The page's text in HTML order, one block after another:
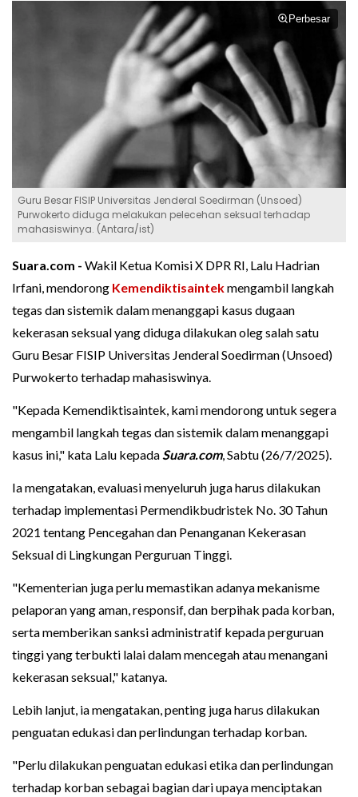
Perbesar
Guru Besar FISIP Universitas Jenderal Soedirman (Unsoed)
Purwokerto diduga melakukan pelecehan seksual terhadap
mahasiswinya. (Antara/ist)
Suara.com - Wakil Ketua Komisi X DPR RI, Lalu Hadrian
Irfani, mendorong Kemendiktisaintekmengambil langkah
tegas dan sistemik dalam menanggapi kasus dugaan
kekerasan seksual yang diduga dilakukan oleg salah satu
Guru Besar FISIP Universitas Jenderal Soedirman (Unsoed)
Purwokerto terhadap mahasiswinya.
"Kepada Kemendiktisaintek, kami mendorong untuk segera
mengambil langkah tegas dan sistemik dalam menanggapi
kasus ini," kata Lalu kepadaSuara.com, Sabtu (26/7/2025).
Ia mengatakan, evaluasi menyeluruh juga harus dilakukan
terhadap implementasi Permendikbudristek No. 30 Tahun
2021 tentang Pencegahan dan Penanganan Kekerasan
Seksual di Lingkungan Perguruan Tinggi.
"Kementerian juga perlu memastikan adanya mekanisme
pelaporan yang aman, responsif, dan berpihak pada korban,
serta memberikan sanksi administratif kepada perguruan
tinggi yang terbukti lalai dalam mencegah atau menangani
kekerasan seksual," katanya.
Lebih lanjut, ia mengatakan, penting juga harus dilakukan
penguatan edukasi dan perlindungan terhadap korban.
"Perlu dilakukan penguatan edukasi etika dan perlindungan
terhadap korban sebagai bagian dari upaya menciptakan